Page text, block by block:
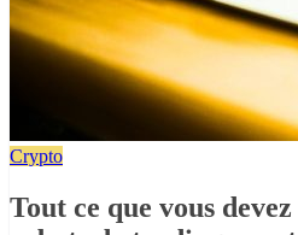
Crypto
Tout ce que vous